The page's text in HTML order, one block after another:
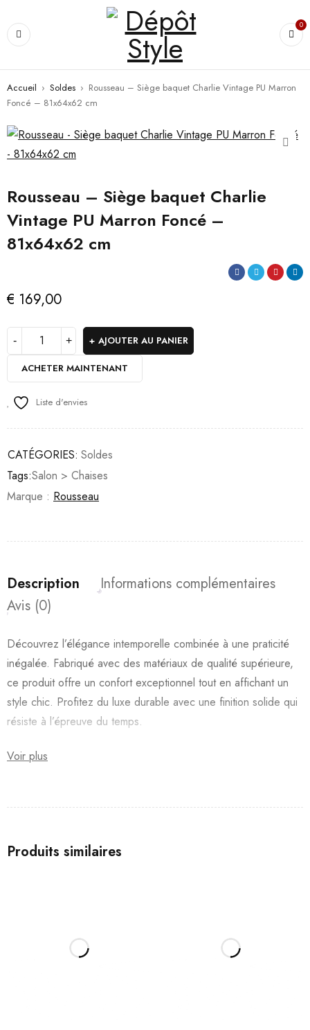
0
Accueil › Soldes › Rousseau – Siège baquet Charlie Vintage PU Marron
Foncé – 81x64x62 cm
Rousseau – Siège baquet Charlie
Vintage PU Marron Foncé –
81x64x62 cm
€ 169,00
AJOUTER AU PANIER
ACHETER MAINTENANT
Liste d'envies
CATÉGORIES: Soldes
Tags:Salon > Chaises
Marque : Rousseau
Description
Informations complémentaires
Avis (0)
Découvrez l’élégance intemporelle combinée à une praticité
inégalée. Fabriqué avec des matériaux de qualité supérieure,
ce produit offre un confort exceptionnel tout en affichant un
style chic. Profitez du luxe durable avec une finition solide qui
résiste à l’épreuve du temps.
Voir plus
Produits similaires